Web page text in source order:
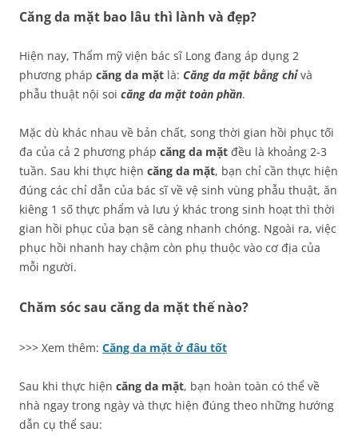
Căng da mặt bao lâu thì lành và đẹp?
Hiện nay, Thẩm mỹ viện bác sĩ Long đang áp dụng 2
phương pháp căng da mặt là: Căng da mặt bằng chỉvà
phẫu thuật nội soi căng da mặt toàn phần.
Mặc dù khác nhau về bản chất, song thời gian hồi phục tối
đa của cả 2 phương pháp căng da mặt đều là khoảng 2-3
tuần. Sau khi thực hiện căng da mặt, bạn chỉ cần thực hiện
đúng các chỉ dẫn của bác sĩ về vệ sinh vùng phẫu thuật, ăn
kiêng 1 số thực phẩm và lưu ý khác trong sinh hoạt thì thời
gian hồi phục của bạn sẽ càng nhanh chóng. Ngoài ra, việc
phục hồi nhanh hay chậm còn phụ thuộc vào cơ địa của
mỗi người.
Chăm sóc sau căng da mặt thế nào?
>>> Xem thêm: Căng da mặt ở đâu tốt
Sau khi thực hiện căng da mặt, bạn hoàn toàn có thể về
nhà ngay trong ngày và thực hiện đúng theo những hướng
dẫn cụ thể sau: